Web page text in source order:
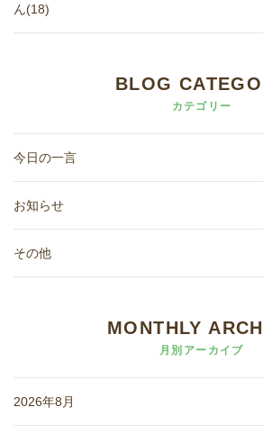
ん(18)
BLOG
カテゴリー
今日の一言
お知らせ
その他
MONTHLY
月別アーカイブ
2026年8月